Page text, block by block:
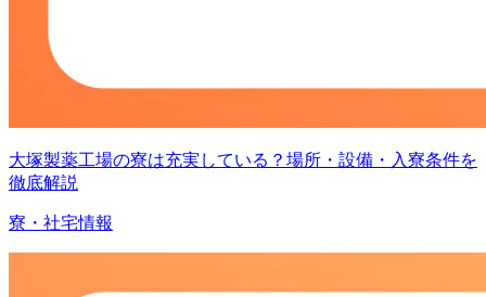
大塚製薬工場の寮は充実している？場所・設備・入寮条件を
徹底解説
寮・社宅情報